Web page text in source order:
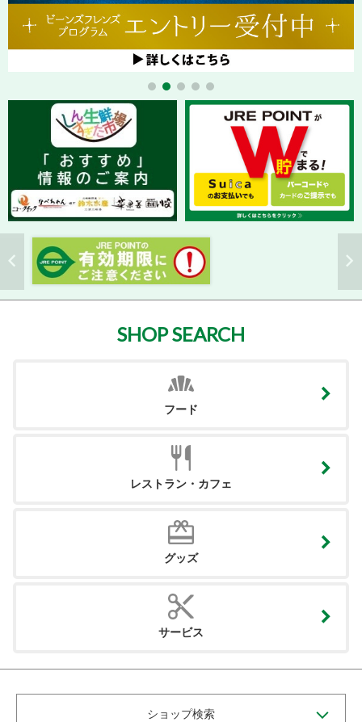
SHOP SEARCH
フード
レストラン・カフェ
グッズ
サービス
ショップ検索